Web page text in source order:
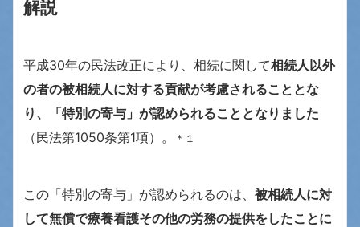
解説
平成30年の民法改正により、相続に関して相続人以外
の者の被相続人に対する貢献が考慮されることとな
り、「特別の寄与」が認められることとなりました
（民法第1050条第1項）。
＊１
この「特別の寄与」が認められるのは、 被相続人に対
して無償で療養看護その他の労務の提供をしたことに